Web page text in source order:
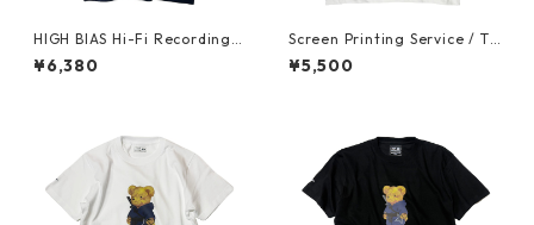
HIGH BIAS Hi-Fi Recording T
-shirt (Fade Navy x Marigol
d)
¥6,380
Screen Printing Service / T-
shirt (Vanilla White)
¥5,500